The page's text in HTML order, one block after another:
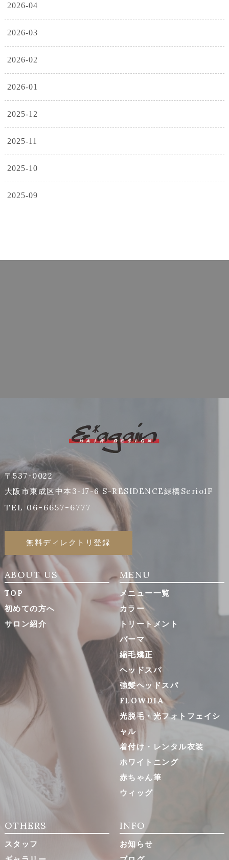
2026-04
2026-03
2026-02
2026-01
2025-12
2025-11
2025-10
2025-09
〒537-0022
大阪市東成区中本3-17-6 S-RESIDENCE緑橋Serio1F
TEL 06-6657-6777
無料ディレクトリ登録
ABOUT US
TOP
初めての方へ
サロン紹介
MENU
メニュー一覧
カラー
トリートメント
パーマ
縮毛矯正
ヘッドスパ
強髪ヘッドスパ
FLOWDIA
光脱毛・光フォトフェイシ
ャル
着付け・レンタル衣装
ホワイトニング
赤ちゃん筆
ウィッグ
OTHERS
スタッフ
INFO
お知らせ